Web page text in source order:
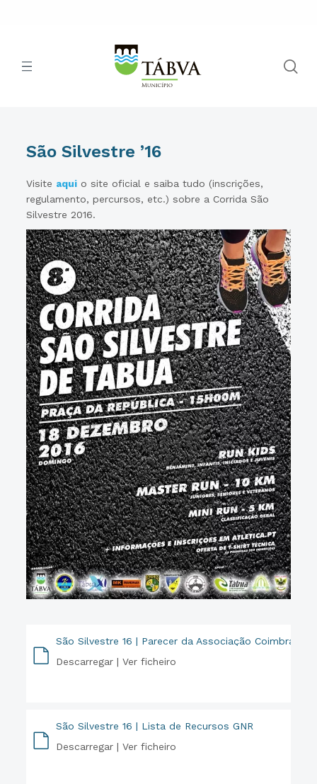
São Silvestre ’16
Visite aqui o site oficial e saiba tudo (inscrições,
regulamento, percursos, etc.) sobre a Corrida São
Silvestre 2016.
São Silvestre 16 | Parecer da Associação Coimbra
Descarregar |Ver ficheiro
São Silvestre 16 | Lista de Recursos GNR
Descarregar |Ver ficheiro